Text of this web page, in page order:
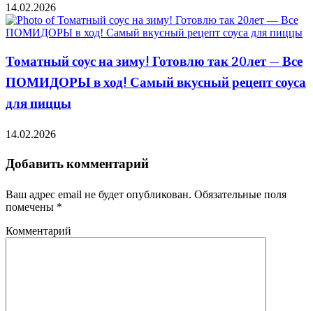
14.02.2026
Томатный соус на зиму! Готовлю так 20лет — Все
ПОМИДОРЫ в ход! Самый вкусный рецепт соуса
для пиццы
14.02.2026
Добавить комментарий
Ваш адрес email не будет опубликован. Обязательные поля
помечены *
Комментарий